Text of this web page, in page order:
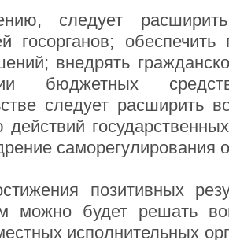
следует расширить
госорганов; обеспечить
внедрять
бюджетных
следует расширить
саморегулирования
позитивных
можно будет решать
исполнительных